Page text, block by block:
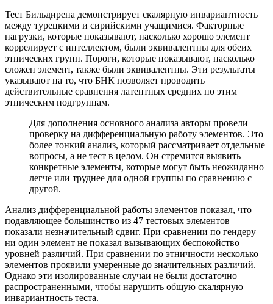
Тест Бильдирена демонстрирует скалярную инвариантность
между турецкими и сирийскими учащимися. Факторные
нагрузки, которые показывают, насколько хорошо элемент
коррелирует с интеллектом, были эквивалентны для обеих
этнических групп. Пороги, которые показывают, насколько
сложен элемент, также были эквивалентны. Эти результаты
указывают на то, что БНК позволяет проводить
действительные сравнения латентных средних по этим
этническим подгруппам.
Для дополнения основного анализа авторы провели
проверку на дифференциальную работу элементов. Это
более тонкий анализ, который рассматривает отдельные
вопросы, а не тест в целом. Он стремится выявить
конкретные элементы, которые могут быть неожиданно
легче или труднее для одной группы по сравнению с
другой.
Анализ дифференциальной работы элементов показал, что
подавляющее большинство из 47 тестовых элементов
показали незначительный сдвиг. При сравнении по гендеру
ни один элемент не показал вызывающих беспокойство
уровней различий. При сравнении по этничности несколько
элементов проявили умеренные до значительных различий.
Однако эти изолированные случаи не были достаточно
распространенными, чтобы нарушить общую скалярную
инвариантность теста.